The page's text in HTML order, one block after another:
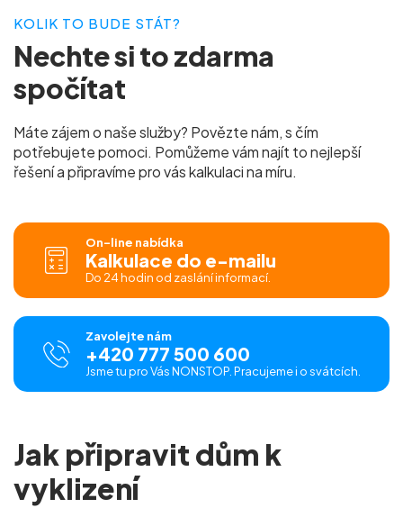
KOLIK TO BUDE STÁT?
Nechte si tozdarma
spočítat
Máte zájem o naše služby? Povězte nám, s čím
potřebujete pomoci. Pomůžeme vám najít to nejlepší
řešení a připravíme pro váskalkulaci na míru.
On-line nabídka
Kalkulace do e-mailu
Do 24 hodin od zaslání informací.
Zavolejte nám
+420 777 500 600
Jsme tu pro Vás NONSTOP. Pracujeme i o svátcích.
Jak připravit dům k
vyklizení